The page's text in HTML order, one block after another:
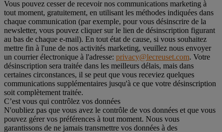
Vous pouvez cesser de recevoir nos communications marketing à
tout moment, gratuitement, en utilisant les méthodes indiquées dans
chaque communication (par exemple, pour vous désinscrire de la
newsletter, vous pouvez cliquer sur le lien de désinscription figurant
au bas de chaque e-mail). En tout état de cause, si vous souhaitez
mettre fin à l'une de nos activités marketing, veuillez nous envoyer
un courrier électronique à l'adresse: privacy@lecreuset.com. Votre
désinscription sera traitée dans les meilleurs délais, mais dans
certaines circonstances, il se peut que vous receviez quelques
communications supplémentaires jusqu'à ce que votre désinscription
soit complètement traitée.
C’est vous qui contrôlez vos données
N'oubliez pas que vous avez le contrôle de vos données et que vous
pouvez gérer vos préférences à tout moment. Nous vous
garantissons de ne jamais transmettre vos données à des